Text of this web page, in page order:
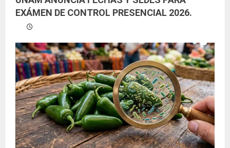
EXÁMEN DE CONTROL PRESENCIAL 2026.